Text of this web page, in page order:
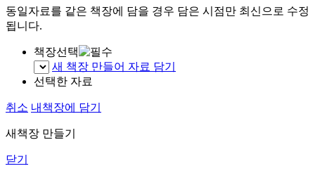
동일자료를 같은 책장에 담을 경우 담은 시점만 최신으로 수정
됩니다.
책장선택
새 책장 만들어 자료 담기
선택한 자료
취소 내책장에 담기
새책장 만들기
닫기